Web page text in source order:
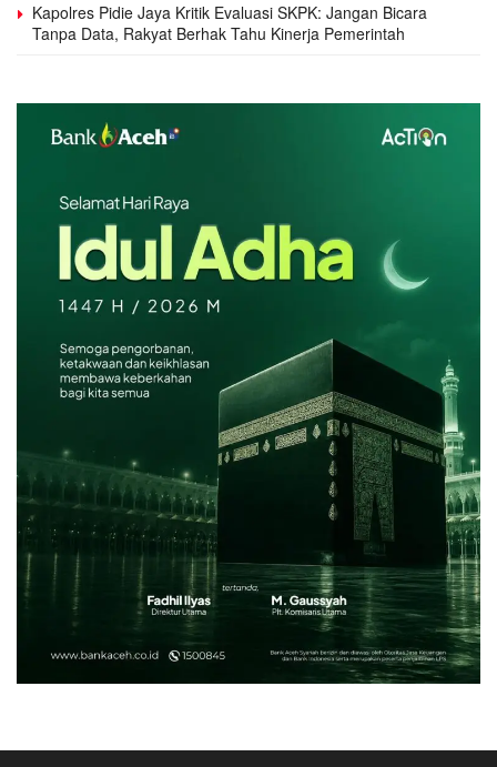
Kapolres Pidie Jaya Kritik Evaluasi SKPK: Jangan Bicara
Tanpa Data, Rakyat Berhak Tahu Kinerja Pemerintah